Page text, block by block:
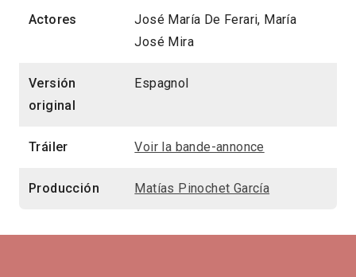
Actores
José María De Ferari, María
José Mira
Versión
original
Espagnol
Tráiler Voir la bande-annonce
Producción Matías Pinochet García